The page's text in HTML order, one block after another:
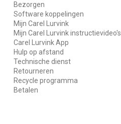
Bezorgen
Software koppelingen
Mijn Carel Lurvink
Mijn Carel Lurvink instructievideo's
Carel Lurvink App
Hulp op afstand
Technische dienst
Retourneren
Recycle programma
Betalen